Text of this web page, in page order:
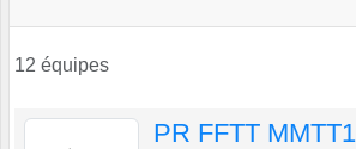
12 équipes
PR FFTT MMTT1